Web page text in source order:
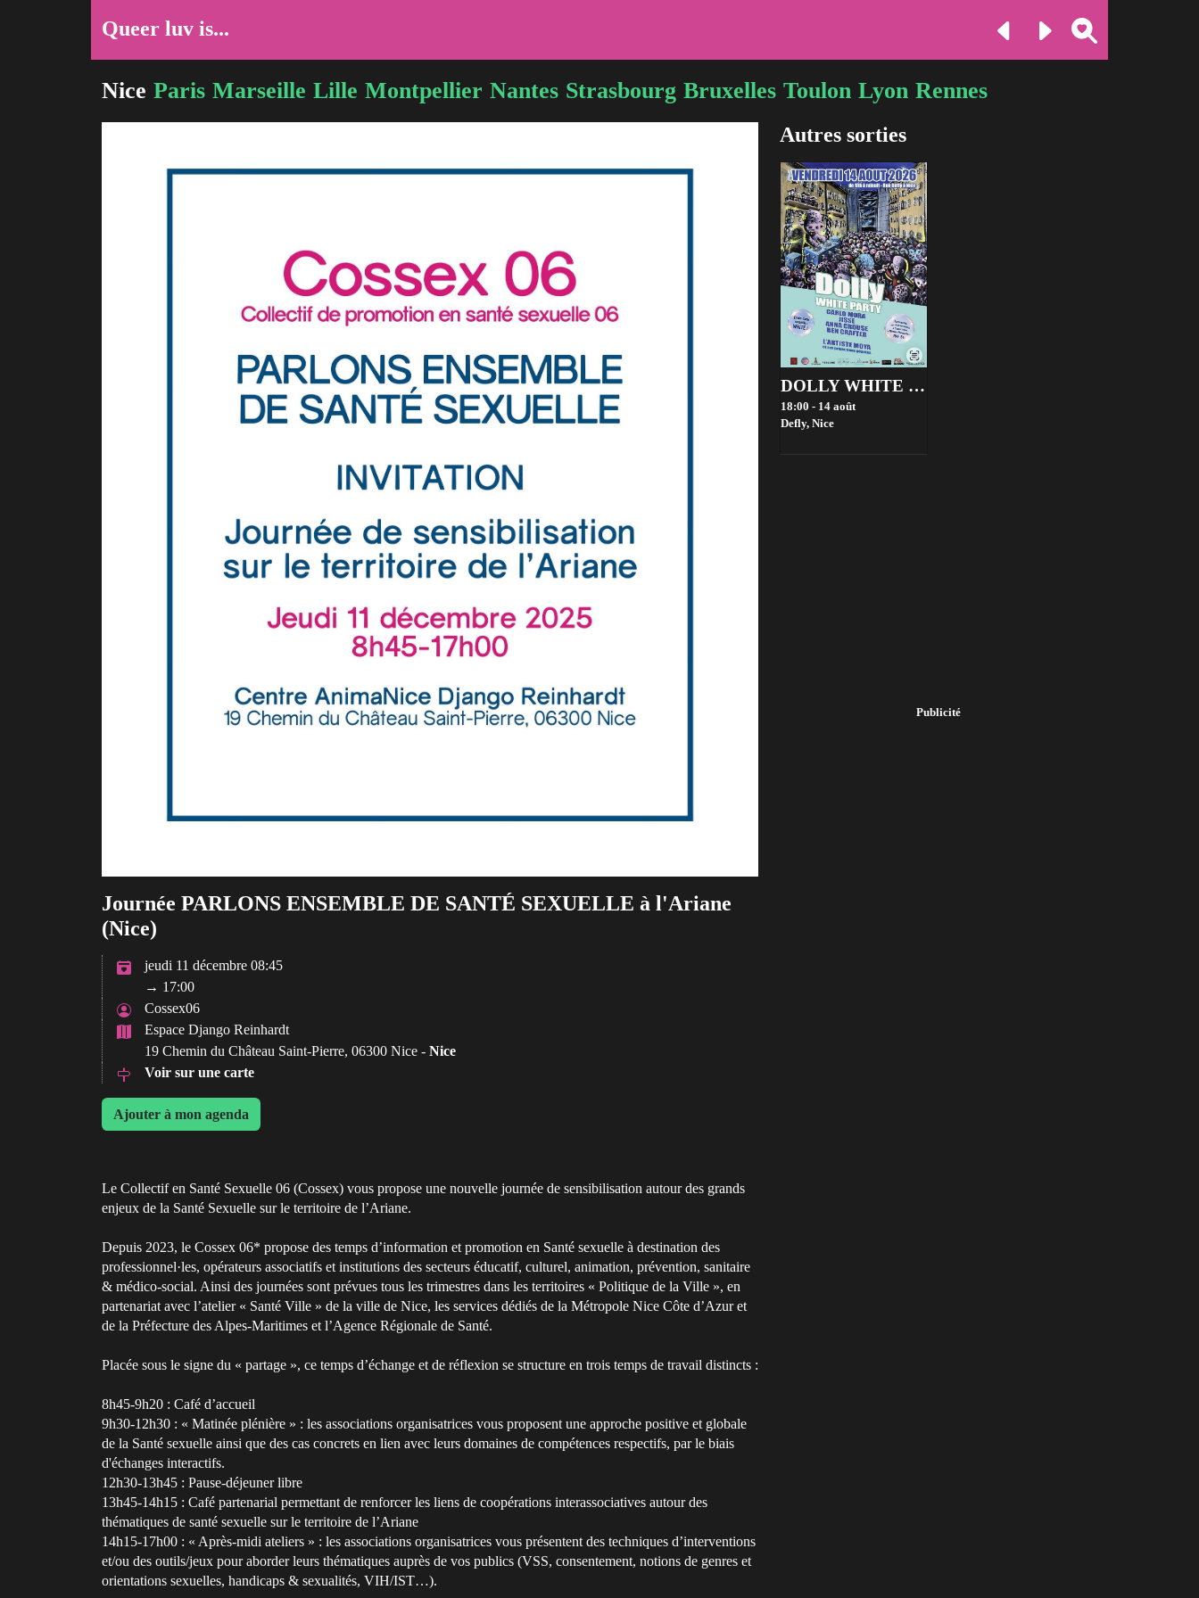
Queer luv is...
Nice Paris Marseille Lille Montpellier Nantes Strasbourg Bruxelles Toulon Lyon Rennes
Journée PARLONS ENSEMBLE DE SANTÉ SEXUELLE à l'Ariane
(Nice)
jeudi 11 décembre 08:45
→ 17:00
Cossex06
Espace Django Reinhardt
19 Chemin du Château Saint-Pierre, 06300 Nice - Nice
Voir sur une carte
Ajouter à mon agenda
Le Collectif en Santé Sexuelle 06 (Cossex) vous propose une nouvelle journée de sensibilisation autour des grands
enjeux de la Santé Sexuelle sur le territoire de l’Ariane.
Depuis 2023, le Cossex 06* propose des temps d’information et promotion en Santé sexuelle à destination des
professionnel·les, opérateurs associatifs et institutions des secteurs éducatif, culturel, animation, prévention, sanitaire
& médico-social. Ainsi des journées sont prévues tous les trimestres dans les territoires « Politique de la Ville », en
partenariat avec l’atelier « Santé Ville » de la ville de Nice, les services dédiés de la Métropole Nice Côte d’Azur et
de la Préfecture des Alpes-Maritimes et l’Agence Régionale de Santé.
Placée sous le signe du « partage », ce temps d’échange et de réflexion se structure en trois temps de travail distincts :
8h45-9h20 : Café d’accueil
9h30-12h30 : « Matinée plénière » : les associations organisatrices vous proposent une approche positive et globale
de la Santé sexuelle ainsi que des cas concrets en lien avec leurs domaines de compétences respectifs, par le biais
d'échanges interactifs.
12h30-13h45 : Pause-déjeuner libre
13h45-14h15 : Café partenarial permettant de renforcer les liens de coopérations interassociatives autour des
thématiques de santé sexuelle sur le territoire de l’Ariane
14h15-17h00 : « Après-midi ateliers » : les associations organisatrices vous présentent des techniques d’interventions
et/ou des outils/jeux pour aborder leurs thématiques auprès de vos publics (VSS, consentement, notions de genres et
orientations sexuelles, handicaps & sexualités, VIH/IST…).
Autres sorties
DOLLY WHITE PARTY
18:00 - 14 août
Defly, Nice
Publicité